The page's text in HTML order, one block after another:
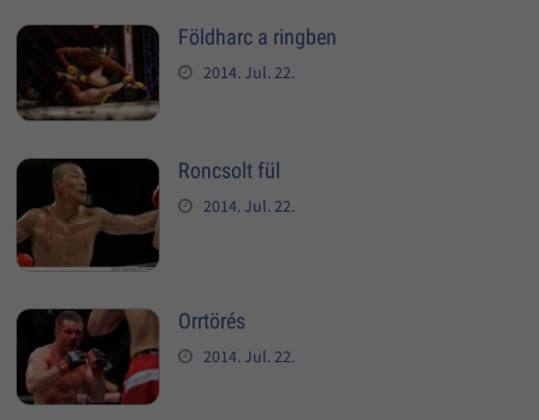
Földharc a ringben
2014. Jul. 22.
Roncsolt fül
2014. Jul. 22.
Orrtörés
2014. Jul. 22.